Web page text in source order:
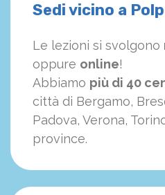
Sedi vicino a
Le lezioni si svolgono
oppure online!
Abbiamo più di 40
città di Bergamo,
Padova, Verona,
province.